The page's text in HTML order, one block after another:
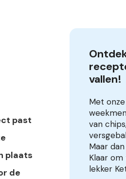
past
plaats
de
vallen!
Met
van
Maar
Klaar
lekker